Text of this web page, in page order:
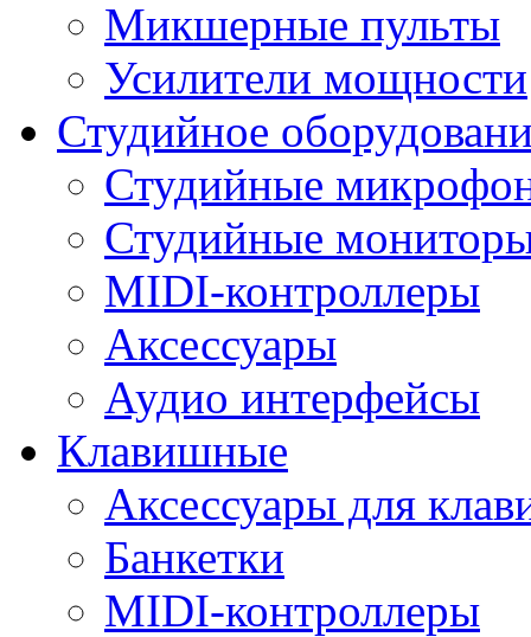
Микшерные пульты
Усилители мощности
Студийное
Студийные
Студийные
MIDI-контроллеры
Аксессуары
Аудио интерфейсы
Клавишные
Аксессуары для
Банкетки
MIDI-контроллеры